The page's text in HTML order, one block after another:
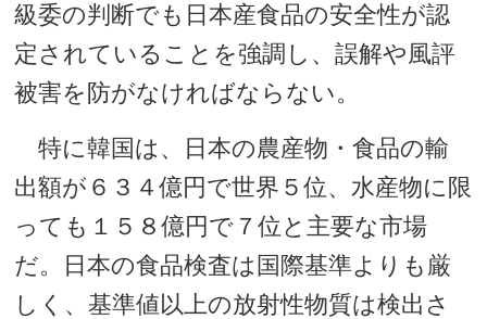
級委の判断でも日本産食品の安全性が認
定されていることを強調し、誤解や風評
被害を防がなければならない。
特に韓国は、日本の農産物・食品の輸
出額が６３４億円で世界５位、水産物に限
っても１５８億円で７位と主要な市場
だ。日本の食品検査は国際基準よりも厳
しく、基準値以上の放射性物質は検出さ